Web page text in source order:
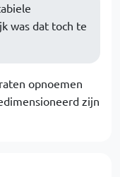
was dat toch te
opnoemen
zijn